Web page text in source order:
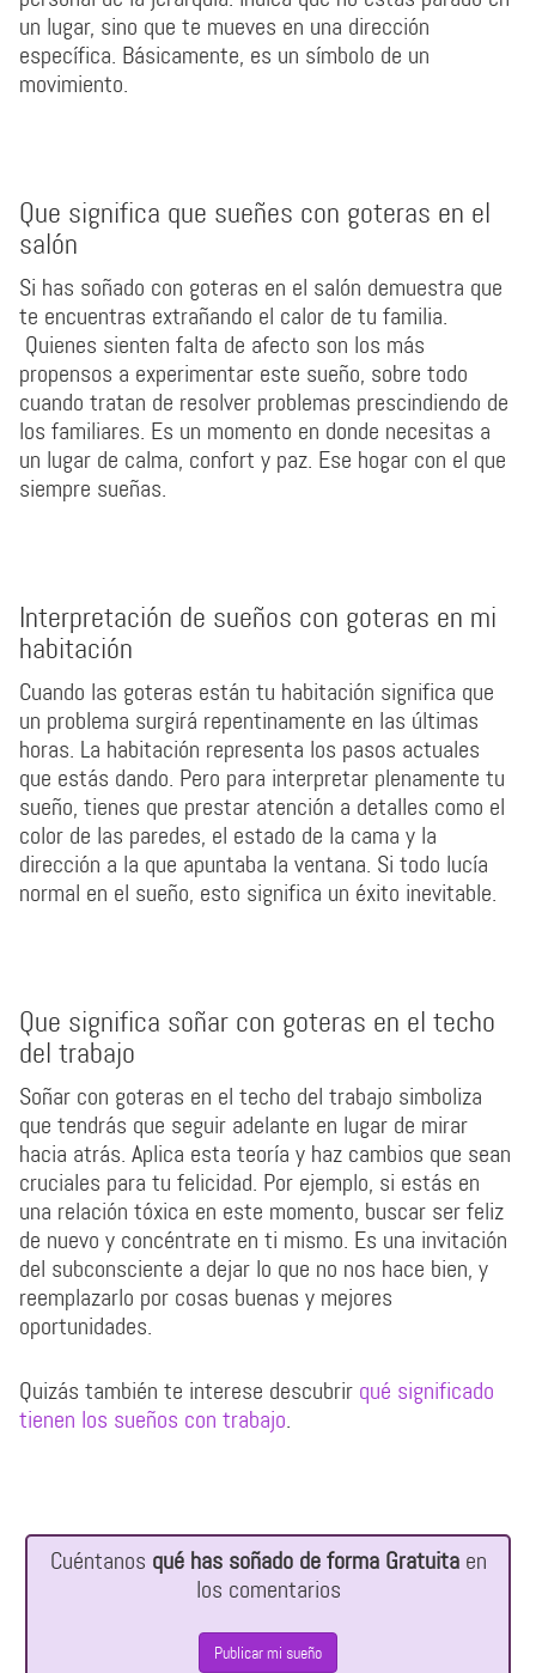
un lugar, sino que te mueves en una dirección
específica. Básicamente, es un símbolo de un
movimiento.
Que significa que sueñes con goteras en el
salón
Si has soñado con goteras en el salón demuestra que
te encuentras extrañando el calor de tu familia.
Quienes sienten falta de afecto son los más
propensos a experimentar este sueño, sobre todo
cuando tratan de resolver problemas prescindiendo de
los familiares. Es un momento en donde necesitas a
un lugar de calma, confort y paz. Ese hogar con el que
siempre sueñas.
Interpretación de sueños con goteras en mi
habitación
Cuando las goteras están tu habitación significa que
un problema surgirá repentinamente en las últimas
horas. La habitación representa los pasos actuales
que estás dando. Pero para interpretar plenamente tu
sueño, tienes que prestar atención a detalles como el
color de las paredes, el estado de la cama y la
dirección a la que apuntaba la ventana. Si todo lucía
normal en el sueño, esto significa un éxito inevitable.
Que significa soñar con goteras en el techo
del trabajo
Soñar con goteras en el techo del trabajo simboliza
que tendrás que seguir adelante en lugar de mirar
hacia atrás. Aplica esta teoría y haz cambios que sean
cruciales para tu felicidad. Por ejemplo, si estás en
una relación tóxica en este momento, buscar ser feliz
de nuevo y concéntrate en ti mismo. Es una invitación
del subconsciente a dejar lo que no nos hace bien, y
reemplazarlo por cosas buenas y mejores
oportunidades.
Quizás también te interese descubrir qué significado
tienen los sueños con trabajo.
Cuéntanos qué has soñado de forma Gratuitaen
los comentarios
Publicar mi sueño